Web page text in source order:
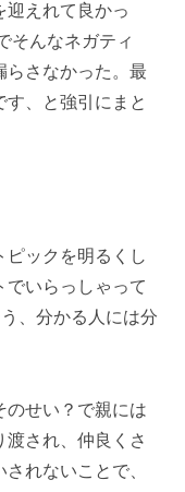
迎えれて良かっ
そんなネガティ
らさなかった。最
、と強引にまと
ックを明るくし
いらっしゃって
、分かる人には分
のせい？で親には
され、仲良くさ
れないことで、